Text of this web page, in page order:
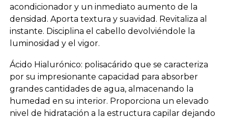
acondicionador y un inmediato aumento de la
densidad. Aporta textura y suavidad. Revitaliza al
instante. Disciplina el cabello devolviéndole la
luminosidad y el vigor.
Ácido Hialurónico: polisacárido que se caracteriza
por su impresionante capacidad para absorber
grandes cantidades de agua, almacenando la
humedad en su interior. Proporciona un elevado
nivel de hidratación a la estructura capilar dejando